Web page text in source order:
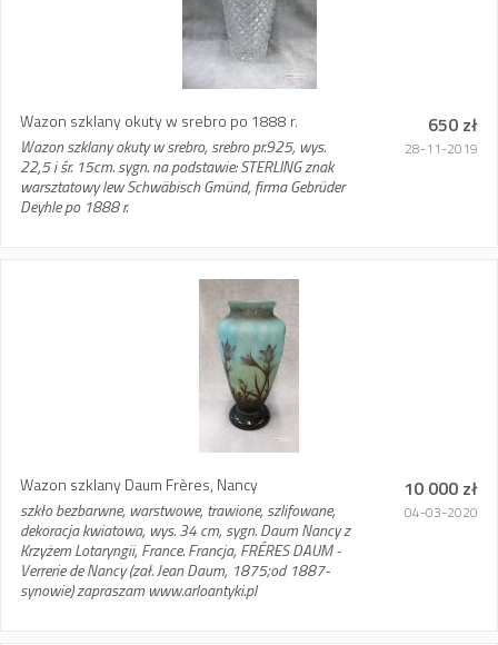
Wazon szklany okuty w srebro po 1888 r.
Wazon szklany okuty w srebro, srebro pr.925, wys.
22,5 i śr. 15cm. sygn. na podstawie: STERLING znak
warsztatowy lew Schwäbisch Gmünd, firma Gebrüder
Deyhle po 1888 r.
650 zł
28-11-2019
Wazon szklany Daum Frères, Nancy
szkło bezbarwne, warstwowe, trawione, szlifowane,
dekoracja kwiatowa, wys. 34 cm, sygn. Daum Nancy z
Krzyżem Lotaryngii, France. Francja, FRÉRES DAUM -
Verrerie de Nancy (zał. Jean Daum, 1875;od 1887-
synowie) zapraszam www.arloantyki.pl
10 000 zł
04-03-2020